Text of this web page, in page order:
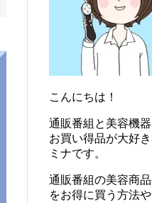
こんにちは！
通販番組と美容機器
お買い得品が大好
ミナです。
通販番組の美容商
をお得に買う方法